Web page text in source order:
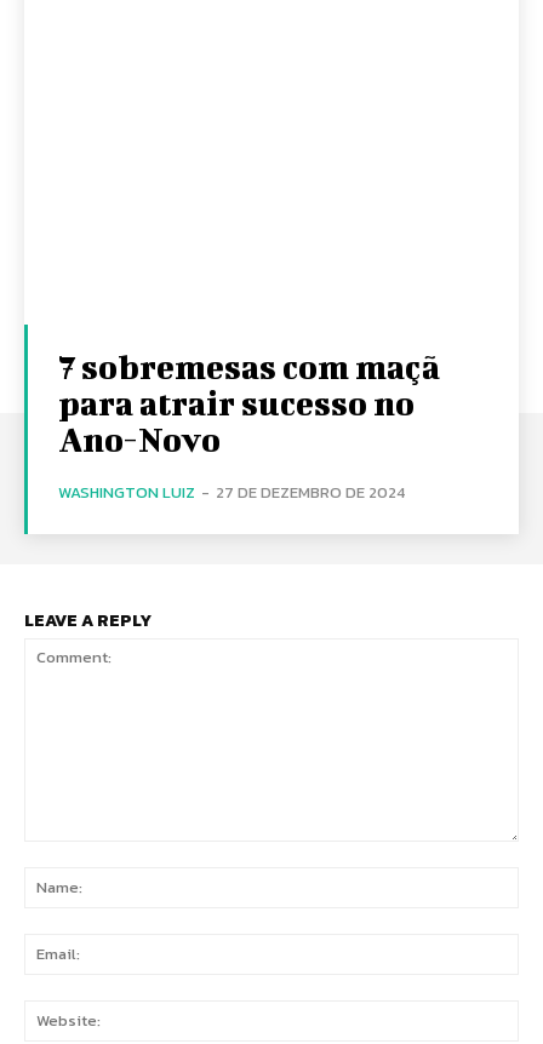
7 sobremesas com maçã
para atrair sucesso no
Ano-Novo
WASHINGTON LUIZ - 27 DE DEZEMBRO DE 2024
LEAVE A REPLY